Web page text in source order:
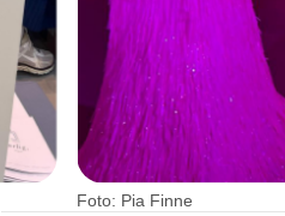
Foto: Pia Finne